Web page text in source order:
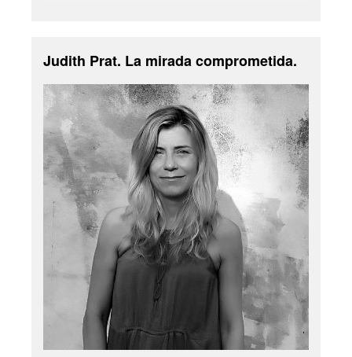
Judith Prat. La mirada comprometida.